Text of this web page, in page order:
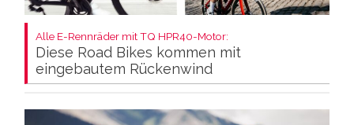
Alle E-Rennräder mit TQ HPR40-Motor:
Diese Road Bikes kommen mit
eingebautem Rückenwind